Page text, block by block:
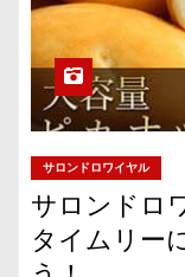
サロンドロワイヤル
サロンドロ
タイムリー